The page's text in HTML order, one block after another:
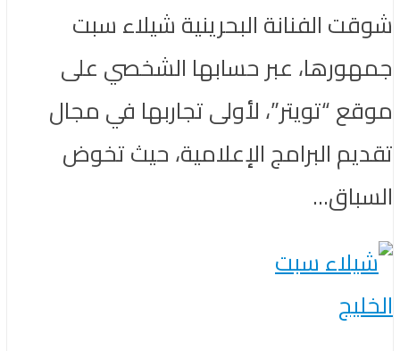
شوقت الفنانة البحرينية شيلاء سبت
جمهورها، عبر حسابها الشخصي على
موقع “تويتر”، لأولى تجاربها في مجال
تقديم البرامج الإعلامية، حيث تخوض
السباق...
الخليج